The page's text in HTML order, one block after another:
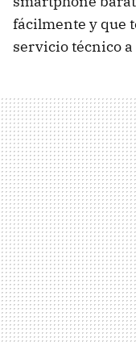
fácilmente y que
servicio técnico a